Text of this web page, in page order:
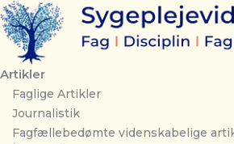
Gå
til
indholdet
Artikler
Faglige Artikler
Journalistik
Fagfællebedømte videnskabelige